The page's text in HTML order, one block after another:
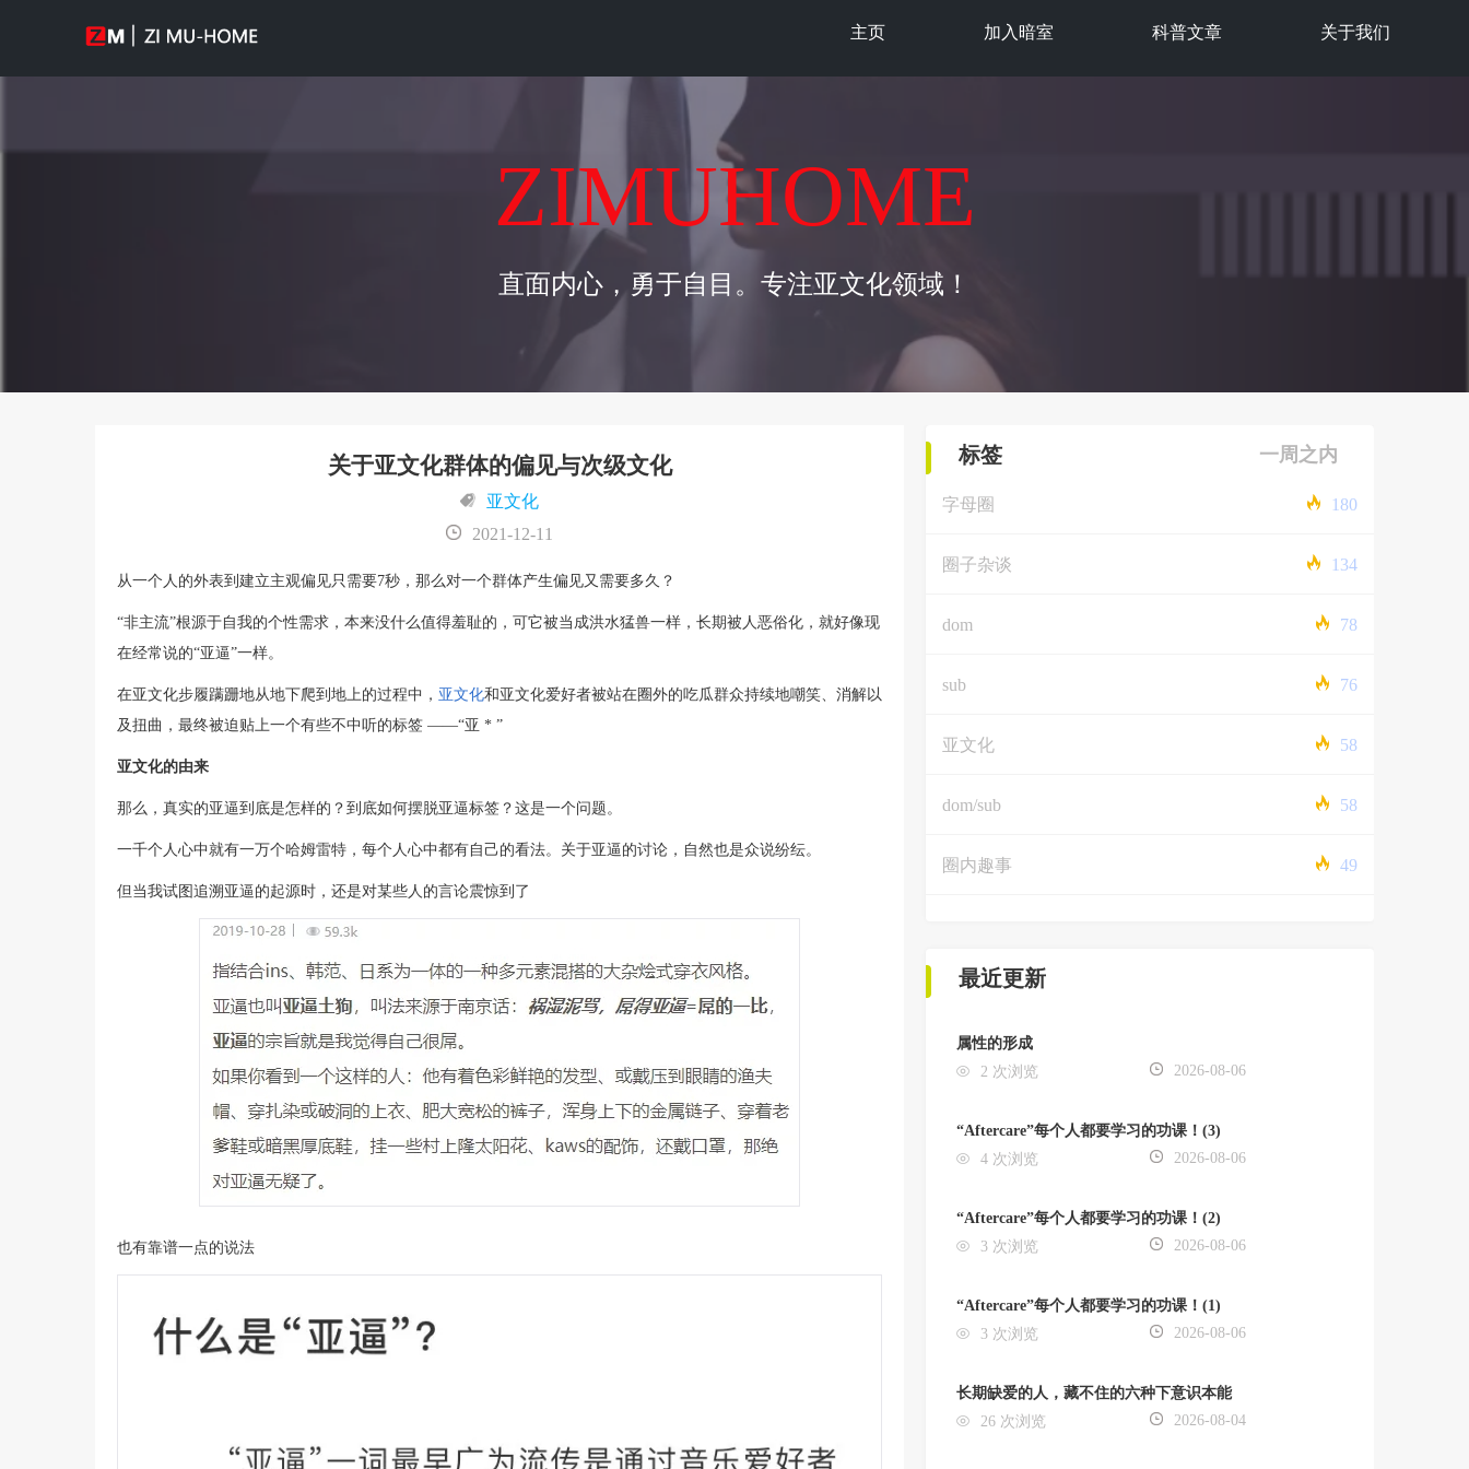
主页 加入暗室 科普文章 关于我们
ZIMUHOME
直面内心，勇于自目。专注亚文化领域！
关于亚文化群体的偏见与次级文化
亚文化
2021-12-11
从一个人的外表到建立主观偏见只需要7秒，那么对一个群体产生偏见又需要多久？
“非主流”根源于自我的个性需求，本来没什么值得羞耻的，可它被当成洪水猛兽一样，长期被人恶俗化，就好像现
在经常说的“亚逼”一样。
在亚文化步履蹒跚地从地下爬到地上的过程中， 亚文化和亚文化爱好者被站在圈外的吃瓜群众持续地嘲笑、消解以
及扭曲，最终被迫贴上一个有些不中听的标签 ——“亚 * ”
亚文化的由来
那么，真实的亚逼到底是怎样的？到底如何摆脱亚逼标签？这是一个问题。
一千个人心中就有一万个哈姆雷特，每个人心中都有自己的看法。关于亚逼的讨论，自然也是众说纷纭。
但当我试图追溯亚逼的起源时，还是对某些人的言论震惊到了
也有靠谱一点的说法
标签 一周之内
字母圈 180
圈子杂谈 134
dom 78
sub 76
亚文化 58
dom/sub 58
圈内趣事 49
最近更新
属性的形成
2 次浏览
2026-08-06
“Aftercare”每个人都要学习的功课！(3)
4 次浏览
2026-08-06
“Aftercare”每个人都要学习的功课！(2)
3 次浏览
2026-08-06
“Aftercare”每个人都要学习的功课！(1)
3 次浏览
2026-08-06
长期缺爱的人，藏不住的六种下意识本能
26 次浏览
2026-08-04